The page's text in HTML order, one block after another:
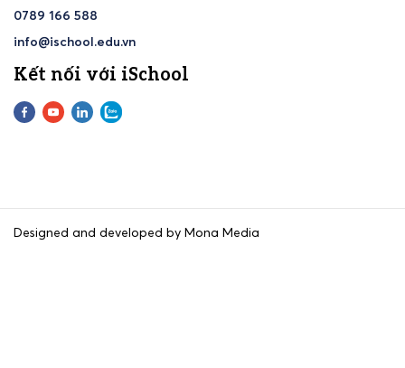
0789 166 588
info@ischool.edu.vn
Kết nối với iSchool
Designed and developed by Mona Media